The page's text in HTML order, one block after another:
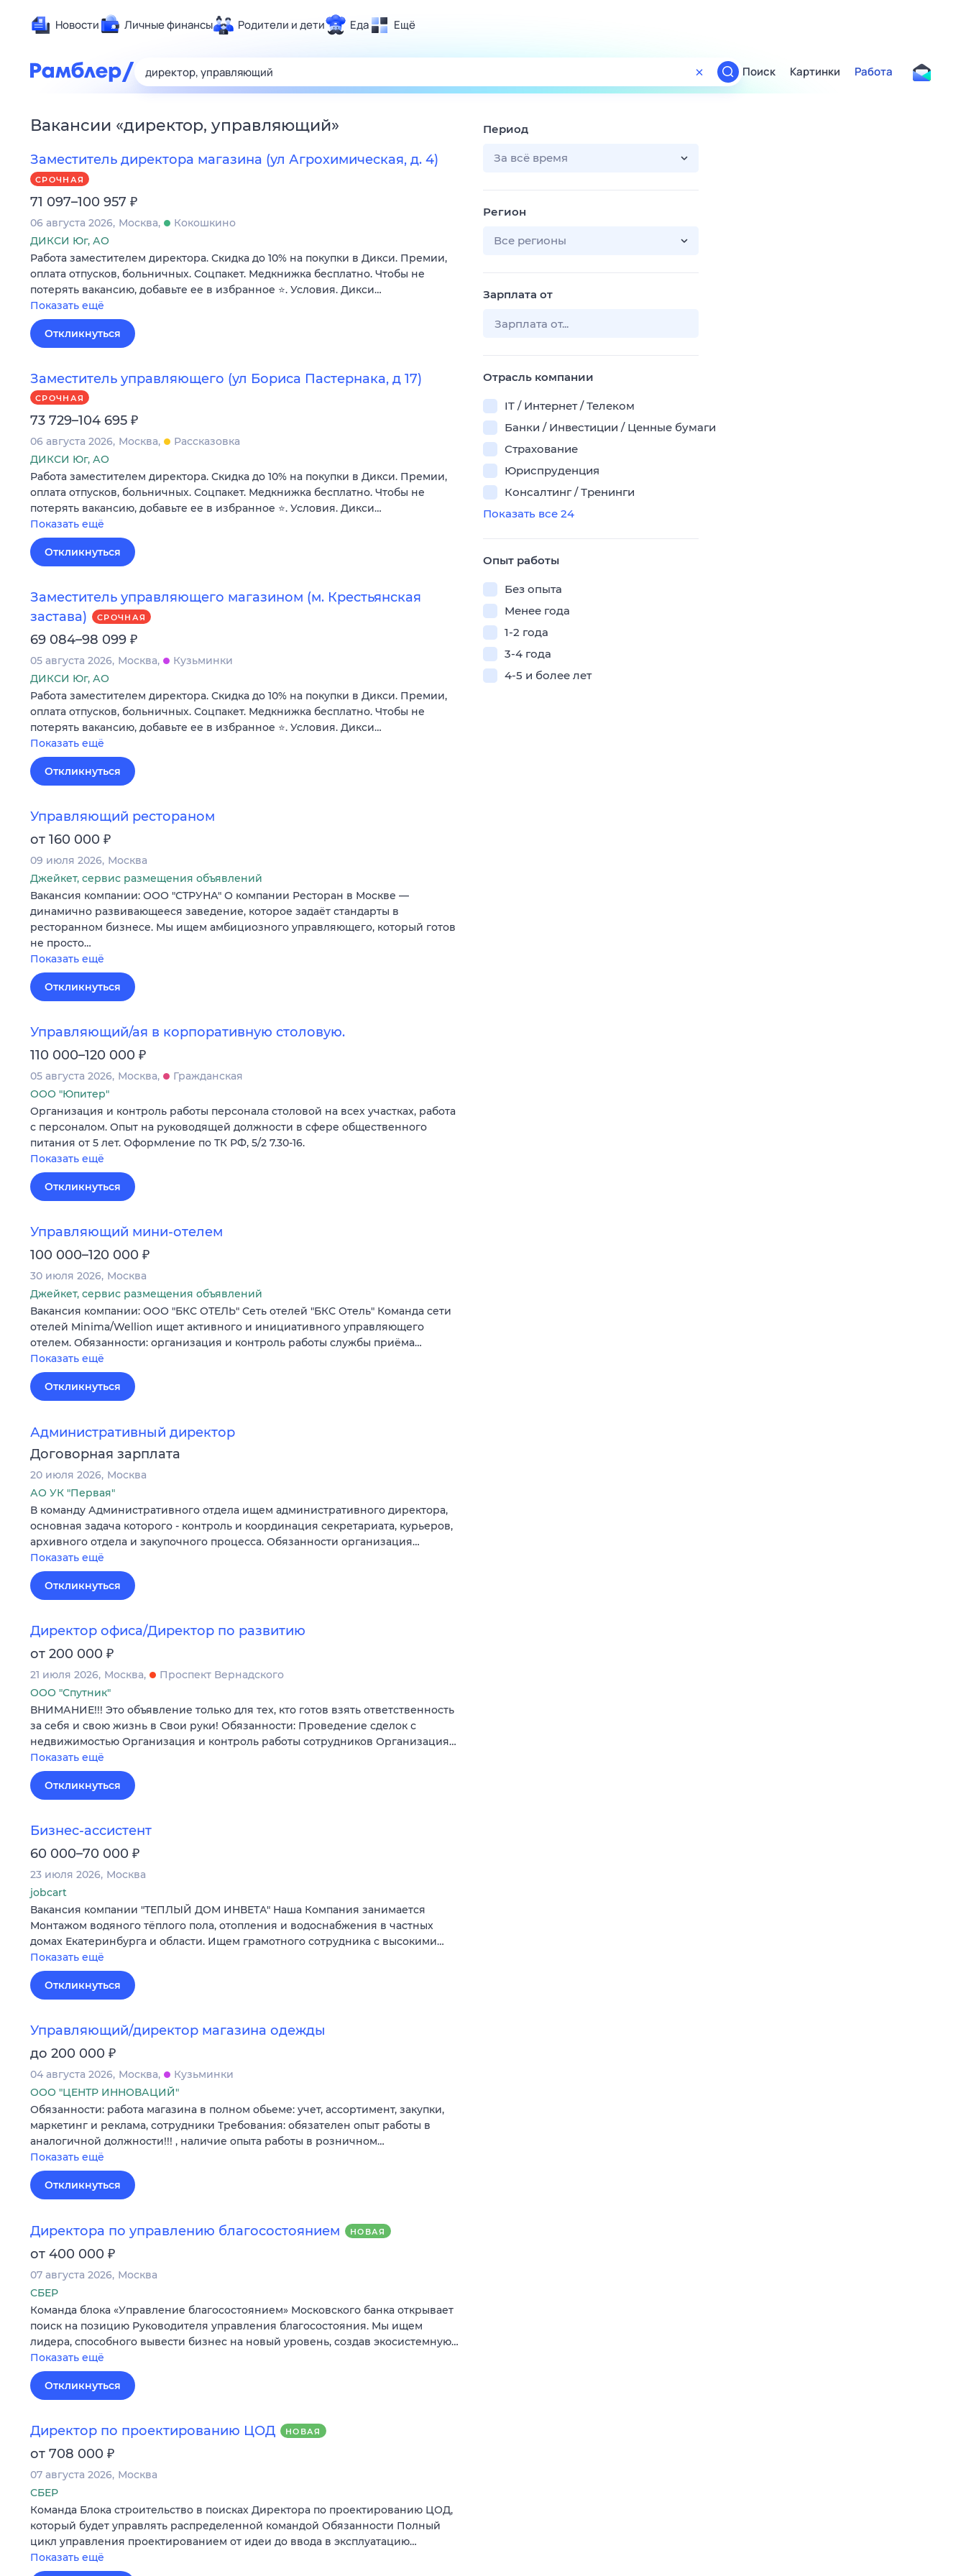
Новости Личные финансы Родители и дети Еда Ещё
Здоровье
Развлечения и отдых
Спорт
Карьера
Гороскопы
Поиск
ТВ-программа
Поиск Картинки Работа
Вакансии «директор, управляющий»
Заместитель директора магазина (ул Агрохимическая, д. 4)
СРОЧНАЯ
71 097–100 957 ₽
06 августа 2026 Москва
Кокошкино
ДИКСИ Юг, АО
Работа заместителем директора. Скидка до 10% на покупки в Дикси. Премии,
оплата отпусков, больничных. Соцпакет. Медкнижка бесплатно. Чтобы не
потерять вакансию, добавьте ее в избранное ⭐. Условия. Дикси…
Показать ещё
Откликнуться
Заместитель управляющего (ул Бориса Пастернака, д 17)
СРОЧНАЯ
73 729–104 695 ₽
06 августа 2026 Москва
Рассказовка
ДИКСИ Юг, АО
Работа заместителем директора. Скидка до 10% на покупки в Дикси. Премии,
оплата отпусков, больничных. Соцпакет. Медкнижка бесплатно. Чтобы не
потерять вакансию, добавьте ее в избранное ⭐. Условия. Дикси…
Показать ещё
Откликнуться
Заместитель управляющего магазином (м. Крестьянская
застава)
СРОЧНАЯ
69 084–98 099 ₽
05 августа 2026 Москва
Кузьминки
ДИКСИ Юг, АО
Работа заместителем директора. Скидка до 10% на покупки в Дикси. Премии,
оплата отпусков, больничных. Соцпакет. Медкнижка бесплатно. Чтобы не
потерять вакансию, добавьте ее в избранное ⭐. Условия. Дикси…
Показать ещё
Откликнуться
Управляющий рестораном
от 160 000 ₽
09 июля 2026 Москва
Джейкет, сервис размещения объявлений
Вакансия компании: ООО "СТРУНА" О компании Ресторан в Москве —
динамично развивающееся заведение, которое задаёт стандарты в
ресторанном бизнесе. Мы ищем амбициозного управляющего, который готов
не просто…
Показать ещё
Откликнуться
Управляющий/ая в корпоративную столовую.
110 000–120 000 ₽
05 августа 2026 Москва
Гражданская
ООО "Юпитер"
Организация и контроль работы персонала столовой на всех участках, работа
с персоналом. Опыт на руководящей должности в сфере общественного
питания от 5 лет. Оформление по ТК РФ, 5/2 7.30-16.
Показать ещё
Откликнуться
Управляющий мини-отелем
100 000–120 000 ₽
30 июля 2026 Москва
Джейкет, сервис размещения объявлений
Вакансия компании: ООО "БКС ОТЕЛЬ" Сеть отелей "БКС Отель" Команда сети
отелей Minima/Wellion ищет активного и инициативного управляющего
отелем. Обязанности: организация и контроль работы службы приёма…
Показать ещё
Откликнуться
Административный директор
Договорная зарплата
20 июля 2026 Москва
АО УК "Первая"
В команду Административного отдела ищем административного директора,
основная задача которого - контроль и координация секретариата, курьеров,
архивного отдела и закупочного процесса. Обязанности организация…
Показать ещё
Откликнуться
Директор офиса/Директор по развитию
от 200 000 ₽
21 июля 2026 Москва
Проспект Вернадского
ООО "Спутник"
ВНИМАНИЕ!!! Это объявление только для тех, кто готов взять ответственность
за себя и свою жизнь в Свои руки! Обязанности: Проведение сделок с
недвижимостью Организация и контроль работы сотрудников Организация…
Показать ещё
Откликнуться
Бизнес-ассистент
60 000–70 000 ₽
23 июля 2026 Москва
jobcart
Вакансия компании "ТЕПЛЫЙ ДОМ ИНВЕТА" Наша Компания занимается
Монтажом водяного тёплого пола, отопления и водоснабжения в частных
домах Екатеринбурга и области. Ищем грамотного сотрудника с высокими…
Показать ещё
Откликнуться
Управляющий/директор магазина одежды
до 200 000 ₽
04 августа 2026 Москва
Кузьминки
ООО "ЦЕНТР ИННОВАЦИЙ"
Обязанности: работа магазина в полном обьеме: учет, ассортимент, закупки,
маркетинг и реклама, сотрудники Требования: обязателен опыт работы в
аналогичной должности!!! , наличие опыта работы в розничном…
Показать ещё
Откликнуться
Директора по управлению благосостоянием НОВАЯ
от 400 000 ₽
07 августа 2026 Москва
СБЕР
Команда блока «Управление благосостоянием» Московского банка открывает
поиск на позицию Руководителя управления благосостояния. Мы ищем
лидера, способного вывести бизнес на новый уровень, создав экосистемную…
Показать ещё
Откликнуться
Директор по проектированию ЦОД НОВАЯ
от 708 000 ₽
07 августа 2026 Москва
СБЕР
Команда Блока строительство в поисках Директора по проектированию ЦОД,
который будет управлять распределенной командой Обязанности Полный
цикл управления проектированием от идеи до ввода в эксплуатацию…
Показать ещё
Период
За всё время
Регион
Все регионы
Зарплата от
Отрасль компании
IT / Интернет / Телеком
Банки / Инвестиции / Ценные бумаги
Страхование
Юриспруденция
Консалтинг / Тренинги
Показать все 24
Опыт работы
Без опыта
Менее года
1-2 года
3-4 года
4-5 и более лет